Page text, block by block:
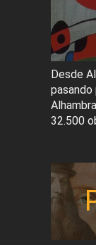
Desde
pasando
32.500